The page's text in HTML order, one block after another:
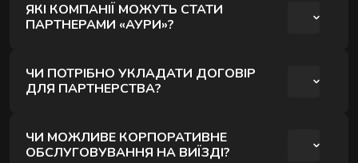
ЯКІ КОМПАНІЇ МОЖУТЬ СТАТИ
ПАРТНЕРАМИ «АУРИ»?
сфер, які зацікавлені у спільних проєктах або
співпраці підбирається під задачу бізнесу.
ЧИ ПОТРІБНО УКЛАДАТИ ДОГОВІР
ДЛЯ ПАРТНЕРСТВА?
через договір. Це дозволяє зафіксувати
ЧИ МОЖЛИВЕ КОРПОРАТИВНЕ
ОБСЛУГОВУВАННЯ НА ВИЇЗДІ?